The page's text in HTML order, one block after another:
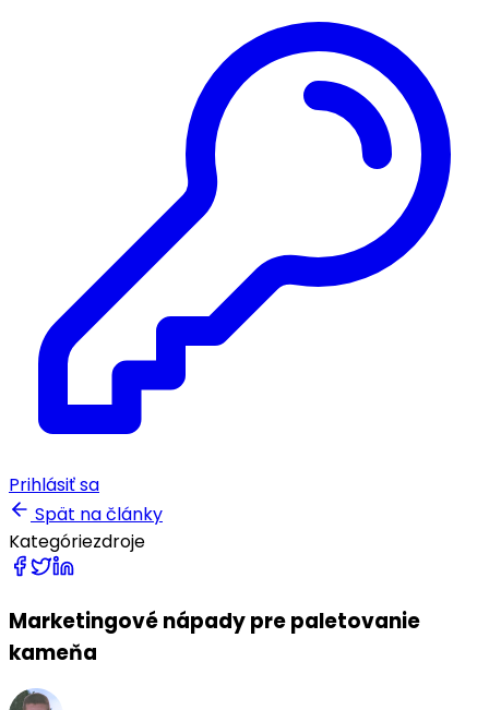
Prihlásiť sa
Spät na články
Kategóriezdroje
Marketingové nápady pre paletovanie
kameňa